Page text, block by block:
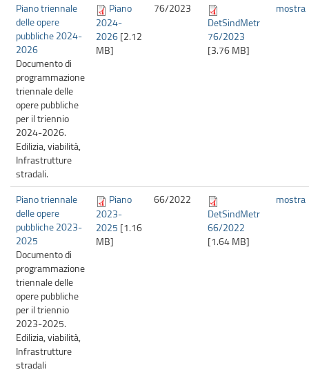
Piano triennale
delle opere
pubbliche 2024-
2026
Documento di
programmazione
triennale delle
opere pubbliche
per il triennio
2024-2026.
Edilizia, viabilità,
Infrastrutture
stradali.
Piano
2024-
2026 [2.12
MB]
76/2023
DetSindMetr
76/2023
[3.76 MB]
mostra
Piano triennale
delle opere
pubbliche 2023-
2025
Documento di
programmazione
triennale delle
opere pubbliche
per il triennio
2023-2025.
Edilizia, viabilità,
Infrastrutture
stradali
Piano
2023-
2025 [1.16
MB]
66/2022
DetSindMetr
66/2022
[1.64 MB]
mostra